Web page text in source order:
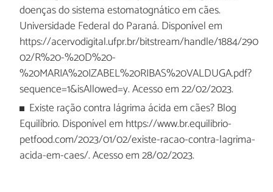
doenças do sistema estomatognático em cães.
Universidade Federal do Paraná. Disponível em
https://acervodigital.ufpr.br/bitstream/handle/1884/290
02/R%20-%20D%20-
%20MARIA%20IZABEL%20RIBAS%20VALDUGA.pdf?
sequence=1&isAllowed=y. Acesso em 22/02/2023.
Existe ração contra lágrima ácida em cães? Blog
Equilíbrio. Disponível em https://www.br.equilibrio-
petfood.com/2023/01/02/existe-racao-contra-lagrima-
acida-em-caes/. Acesso em 28/02/2023.